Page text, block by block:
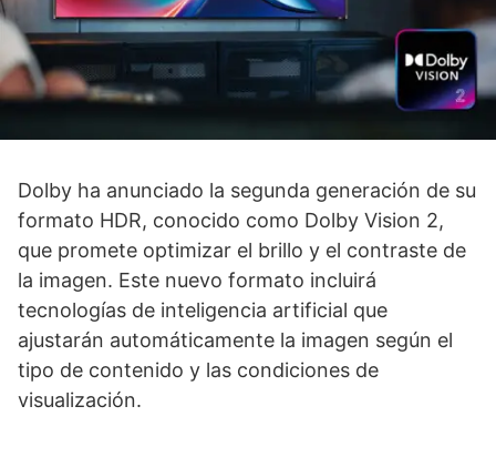
Dolby ha anunciado la segunda generación de su
formato HDR, conocido como Dolby Vision 2,
que promete optimizar el brillo y el contraste de
la imagen. Este nuevo formato incluirá
tecnologías de inteligencia artificial que
ajustarán automáticamente la imagen según el
tipo de contenido y las condiciones de
visualización.